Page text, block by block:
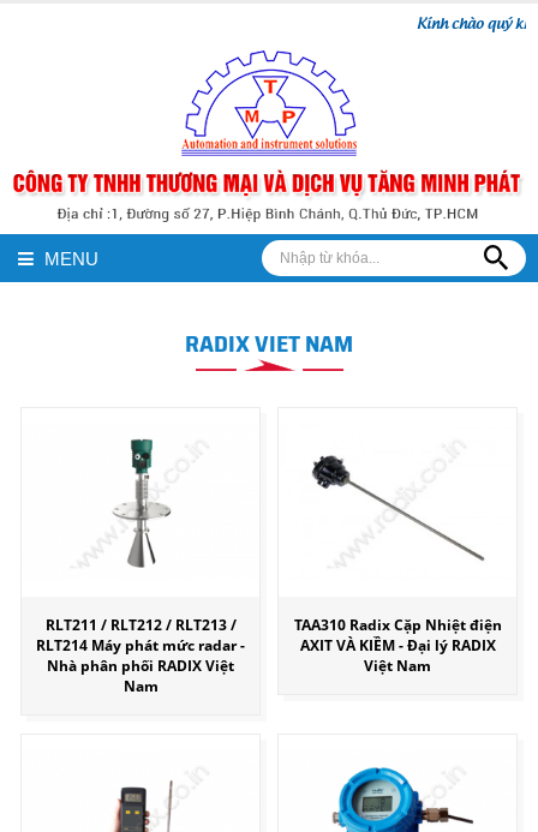
Kính chào quý
MENU
RADIX VIET NAM
RLT211 / RLT212 / RLT213 /
RLT214 Máy phát mức radar -
Nhà phân phối RADIX Việt
Nam
TAA310 Radix Cặp Nhiệt điện
AXIT VÀ KIỀM - Đại lý RADIX
Việt Nam